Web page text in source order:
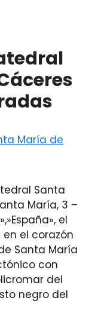
Santa
María, 3 –
el
el corazón
Santa María
con
del
negro del